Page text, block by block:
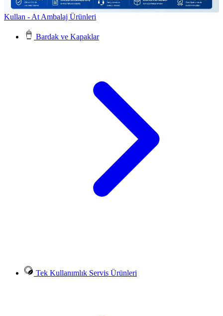
Kullan - At Ambalaj Ürünleri
Bardak ve Kapaklar
Tek Kullanımlık Servis Ürünleri